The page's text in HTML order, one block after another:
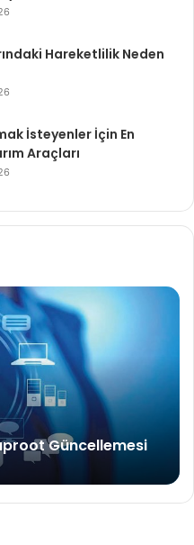
Hareketlilik Neden
İsteyenler İçin En
Araçları
Güncellemesi